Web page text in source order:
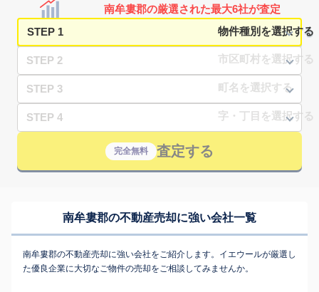
南牟婁郡の厳選された最大6社が査定
STEP 1
STEP 2
STEP 3
STEP 4
完全無料 査定する
南牟婁郡の不動産売却に強い会社一覧
南牟婁郡の不動産売却に強い会社をご紹介します。イエウールが厳選し
た優良企業に大切なご物件の売却をご相談してみませんか。